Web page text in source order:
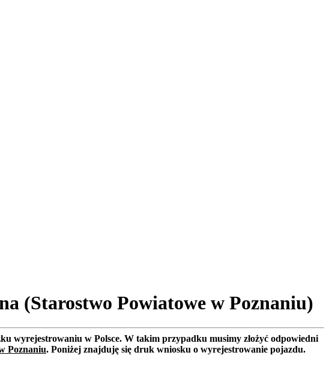
(Starostwo Powiatowe w Poznaniu)
wyrejestrowaniu w Polsce. W takim przypadku musimy złożyć odpowiedni
Poznaniu. Poniżej znajduję się druk wniosku o wyrejestrowanie pojazdu.